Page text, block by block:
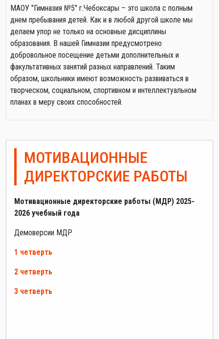
МАОУ "Гимназия №5" г.Чебоксары – это школа с полным
днем пребывания детей. Как и в любой другой школе мы
делаем упор не только на основные дисциплины
образования. В нашей Гимназии предусмотрено
добровольное посещение детьми дополнительных и
факультативных занятий разных направлений. Таким
образом, школьники имеют возможность развиваться в
творческом, социальном, спортивном и интеллектуальном
планах в меру своих способностей.
МОТИВАЦИОННЫЕ
ДИРЕКТОРСКИЕ РАБОТЫ
Мотивационные директорские работы (МДР) 2025-
2026 учебный года
Демоверсии МДР
1 четверть
2 четверть
3 четверть